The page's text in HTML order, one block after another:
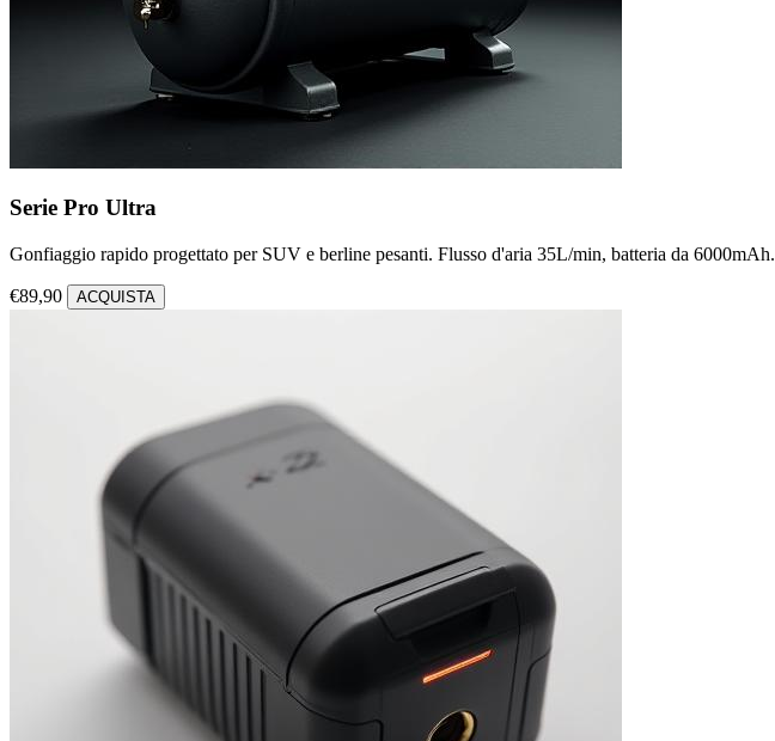
Serie Pro Ultra
Gonfiaggio rapido progettato per SUV e berline pesanti. Flusso d'aria 35L/min, batteria da 6000mAh.
€89,90 ACQUISTA